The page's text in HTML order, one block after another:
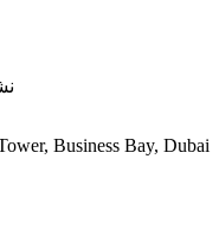
Business Bay, Dubai